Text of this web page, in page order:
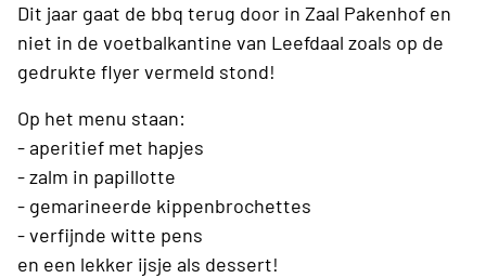
Dit jaar gaat de bbq terug door in Zaal Pakenhof en
niet in de voetbalkantine van Leefdaal zoals op de
gedrukte flyer vermeld stond!
Op het menu staan:
- aperitief met hapjes
- zalm in papillotte
- gemarineerde kippenbrochettes
- verfijnde witte pens
en een lekker ijsje als dessert!